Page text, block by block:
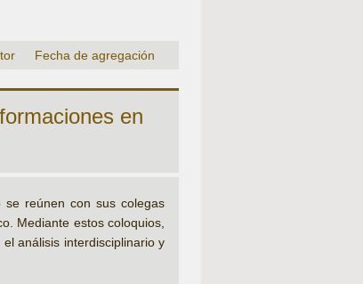
Fecha de agregación
en
reúnen con sus colegas
Mediante estos coloquios,
análisis interdisciplinario y